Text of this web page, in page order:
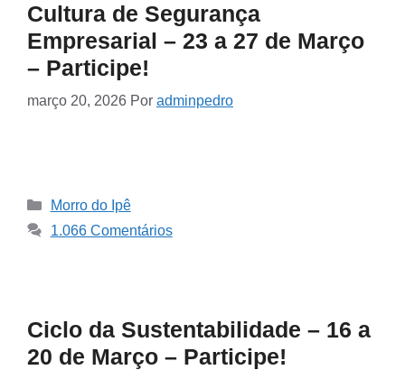
Cultura de Segurança
Empresarial – 23 a 27 de Março
– Participe!
março 20, 2026 Por adminpedro
Morro do Ipê
1.066 Comentários
Ciclo da Sustentabilidade – 16 a
20 de Março – Participe!